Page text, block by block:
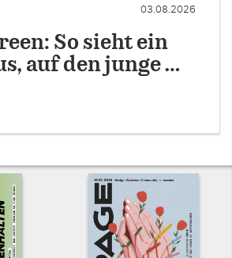
03.08.2026
So sieht ein
auf den junge …